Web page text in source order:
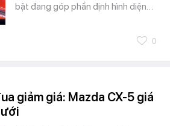
bật đang góp phần định hình diện…
0
giảm giá: Mazda CX-5 giá